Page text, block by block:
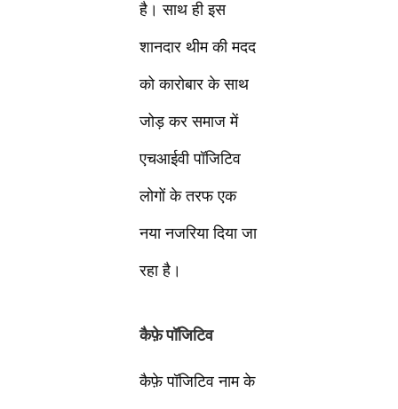
है। साथ ही इस
शानदार थीम की मदद
को कारोबार के साथ
जोड़ कर समाज में
एचआईवी पॉजिटिव
लोगों के तरफ एक
नया नजरिया दिया जा
रहा है।
कैफ़े पॉजिटिव
कैफ़े पॉजिटिव नाम के